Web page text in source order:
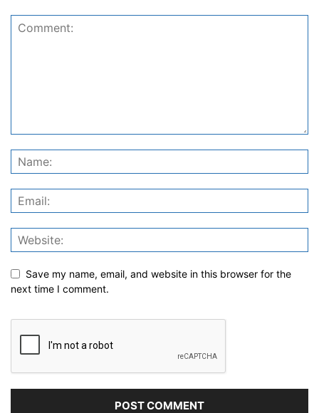
Save my name, email, and website in this browser for the
next time I comment.